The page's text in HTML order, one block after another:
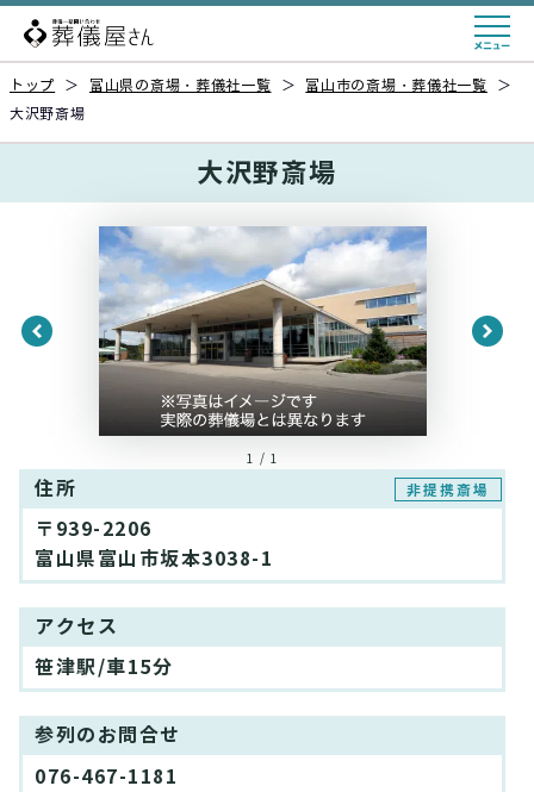
トップ ＞ 富山県の斎場・葬儀社一覧 ＞ 富山市の斎場・葬儀社一覧
＞
大沢野斎場
大沢野斎場
1 / 1
住所 非提携斎場
〒939-2206
富山県富山市坂本3038-1
アクセス
笹津駅/車15分
参列のお問合せ
076-467-1181